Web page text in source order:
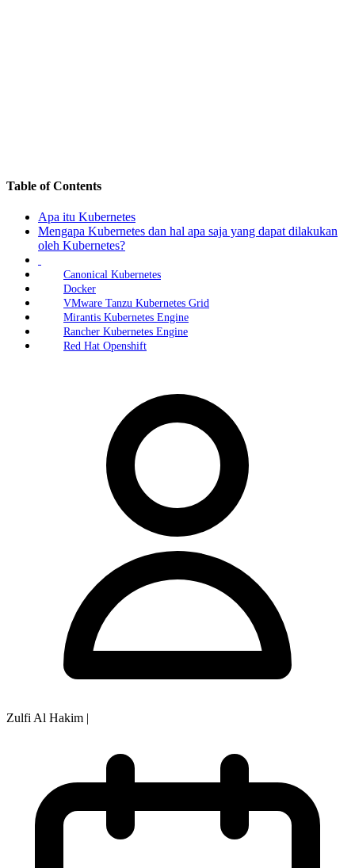
Table of Contents
Apa itu Kubernetes
Mengapa Kubernetes dan hal apa saja yang dapat dilakukan
oleh Kubernetes?
Canonical Kubernetes
Docker
VMware Tanzu Kubernetes Grid
Mirantis Kubernetes Engine
Rancher Kubernetes Engine
Red Hat Openshift
Zulfi Al Hakim |